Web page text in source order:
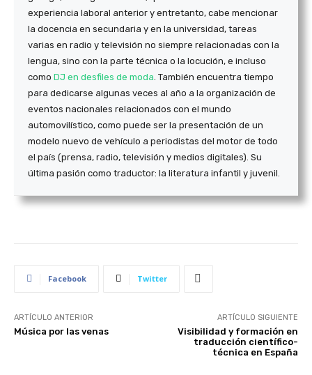
experiencia laboral anterior y entretanto, cabe mencionar
la docencia en secundaria y en la universidad, tareas
varias en radio y televisión no siempre relacionadas con la
lengua, sino con la parte técnica o la locución, e incluso
como DJ en desfiles de moda . También encuentra tiempo
para dedicarse algunas veces al año a la organización de
eventos nacionales relacionados con el mundo
automovilístico, como puede ser la presentación de un
modelo nuevo de vehículo a periodistas del motor de todo
el país (prensa, radio, televisión y medios digitales). Su
última pasión como traductor: la literatura infantil y juvenil.
Facebook Twitter
ARTÍCULO ANTERIOR
Música por las venas
ARTÍCULO SIGUIENTE
Visibilidad y formación en
traducción científico-
técnica en España